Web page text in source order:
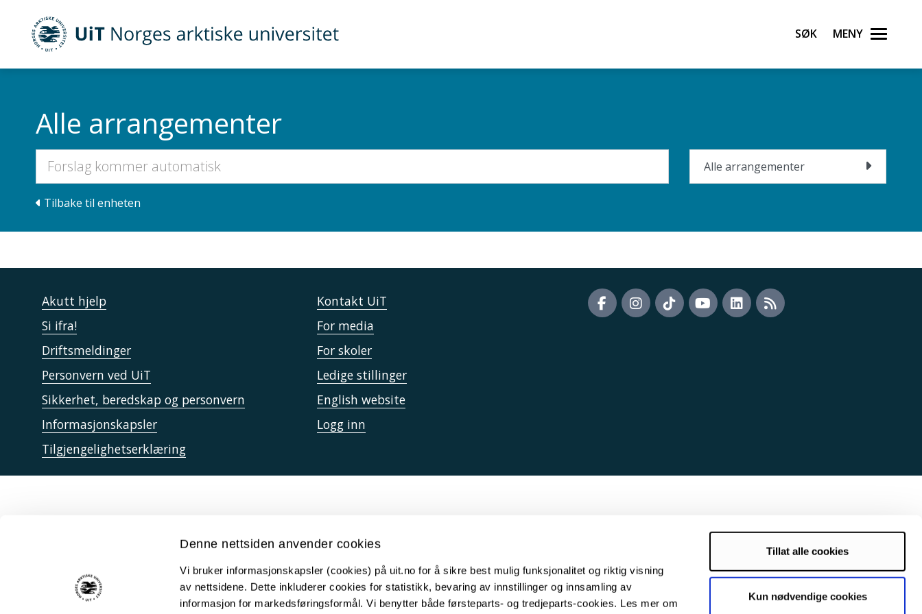
Denne nettsiden anvender cookies
Vi bruker informasjonskapsler (cookies) på uit.no for å sikre best mulig funksjonalitet og riktig visning
av nettsidene. Dette inkluderer cookies for statistikk, bevaring av innstillinger og innsamling av
informasjon for markedsføringsformål. Vi benytter både førsteparts- og tredjeparts-cookies. Les mer om
Tillat alle cookies
Kun nødvendige cookies
Gå til hovedinnhold
UiT Norges arktiske universitet Søk Meny
Alle arrangementer
Alle arrangementer
Tilbake til enheten
Akutt hjelp
Si ifra!
Driftsmeldinger
Personvern ved UiT
Sikkerhet, beredskap og personvern
Informasjonskapsler
Tilgjengelighetserklæring
Kontakt UiT
For media
For skoler
Ledige stillinger
English website
Logg inn